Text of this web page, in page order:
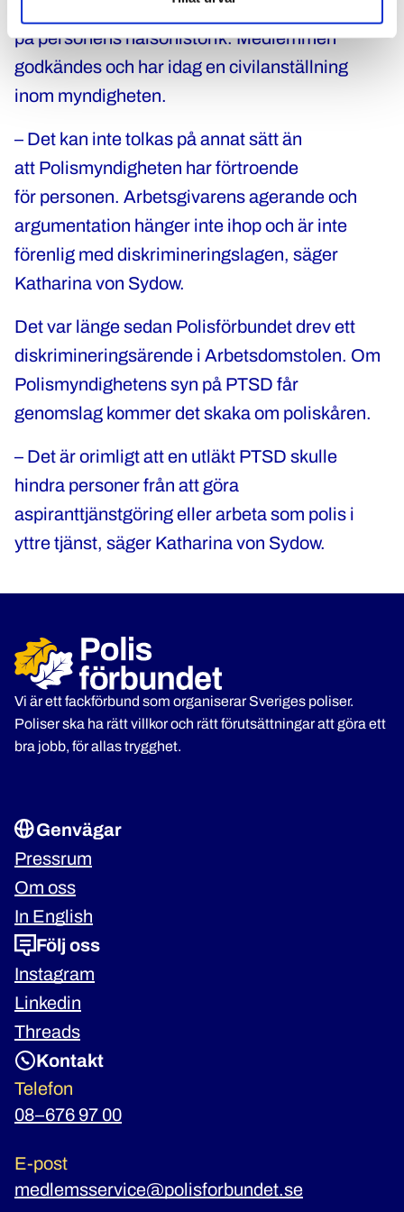
prövningen lades stort fokus
på personens hälsohistorik. Medlemmen
godkändes och har idag en civilanställning
inom myndigheten.
– Det kan inte tolkas på annat sätt än
att Polismyndigheten har förtroende
för personen. Arbetsgivarens agerande och
argumentation hänger inte ihop och är inte
förenlig med diskrimineringslagen, säger
Katharina von Sydow.
Det var länge sedan Polisförbundet drev ett
diskrimineringsärende i Arbetsdomstolen. Om
Polismyndighetens syn på PTSD får
genomslag kommer det skaka om poliskåren.
– Det är orimligt att en utläkt PTSD skulle
hindra personer från att göra
aspiranttjänstgöring eller arbeta som polis i
yttre tjänst, säger Katharina von Sydow.
Vi är ett fackförbund som organiserar Sveriges poliser.
Poliser ska ha rätt villkor och rätt förutsättningar att göra ett
bra jobb, för allas trygghet.
Genvägar
Pressrum
Om oss
In English
Följ oss
Instagram
Linkedin
Threads
Kontakt
Telefon
08–676 97 00
E-post
medlemsservice@polisforbundet.se